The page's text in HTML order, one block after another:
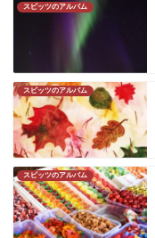
スピッツのアルバム
スピッツのアルバム
スピッツのアルバム